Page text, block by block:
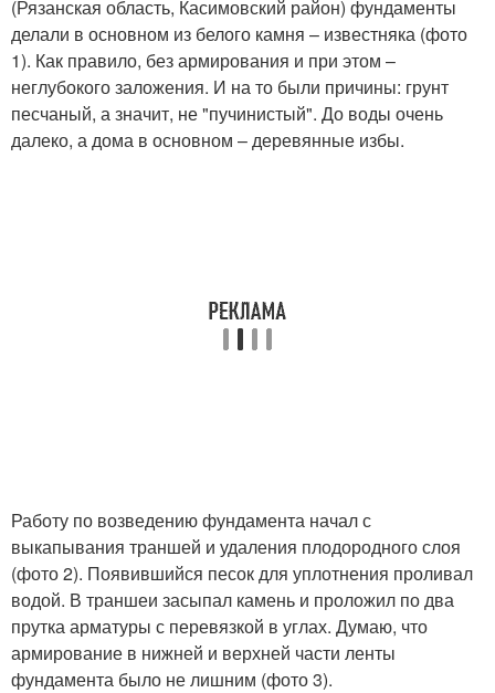
(Рязанская область, Касимовский район) фундаменты
делали в основном из белого камня – известняка (фото
1). Как правило, без армирования и при этом –
неглубокого заложения. И на то были причины: грунт
песчаный, а значит, не "пучинистый". До воды очень
далеко, а дома в основном – деревянные избы.
Работу по возведению фундамента начал с
выкапывания траншей и удаления плодородного слоя
(фото 2). Появившийся песок для уплотнения проливал
водой. В траншеи засыпал камень и проложил по два
прутка арматуры с перевязкой в углах. Думаю, что
армирование в нижней и верхней части ленты
фундамента было не лишним (фото 3).